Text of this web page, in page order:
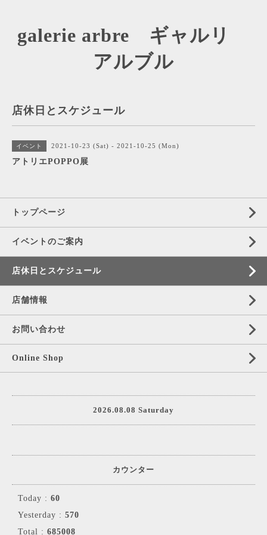
galerie arbre ギャルリ
アルブル
店休日とスケジュール
イベント 2021-10-23 (Sat) - 2021-10-25 (Mon)
アトリエPOPPO展
トップページ
イベントのご案内
店休日とスケジュール
店舗情報
お問い合わせ
Online Shop
2026.08.08 Saturday
カウンター
Today : 60
Yesterday : 570
Total : 685008